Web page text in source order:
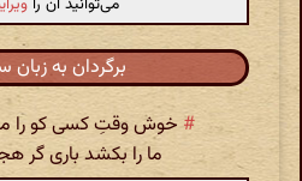
برگردان به زبان
# خوش وقتِ کسی کو را
ما را بکشد باری گر